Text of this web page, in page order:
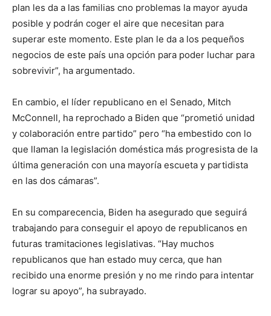
plan les da a las familias cno problemas la mayor ayuda
posible y podrán coger el aire que necesitan para
superar este momento. Este plan le da a los pequeños
negocios de este país una opción para poder luchar para
sobrevivir”, ha argumentado.
En cambio, el líder republicano en el Senado, Mitch
McConnell, ha reprochado a Biden que “prometió unidad
y colaboración entre partido” pero “ha embestido con lo
que llaman la legislación doméstica más progresista de la
última generación con una mayoría escueta y partidista
en las dos cámaras”.
En su comparecencia, Biden ha asegurado que seguirá
trabajando para conseguir el apoyo de republicanos en
futuras tramitaciones legislativas. “Hay muchos
republicanos que han estado muy cerca, que han
recibido una enorme presión y no me rindo para intentar
lograr su apoyo”, ha subrayado.